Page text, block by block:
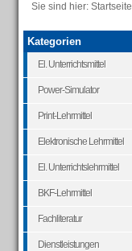
Sie sind hier: Startseite
Kategorien
El. Unterrichtsmittel
Power-Simulator
Print-Lehrmittel
Elektronische Lehrmittel
El. Unterrichtslehrmittel
BKF-Lehrmittel
Fachliteratur
Dienstleistungen